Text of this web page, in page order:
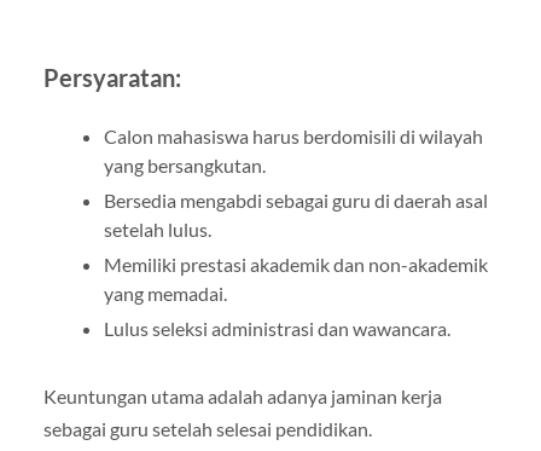
Persyaratan:
Calon mahasiswa harus berdomisili di wilayah
yang bersangkutan.
Bersedia mengabdi sebagai guru di daerah asal
setelah lulus.
Memiliki prestasi akademik dan non-akademik
yang memadai.
Lulus seleksi administrasi dan wawancara.
Keuntungan utama adalah adanya jaminan kerja
sebagai guru setelah selesai pendidikan.